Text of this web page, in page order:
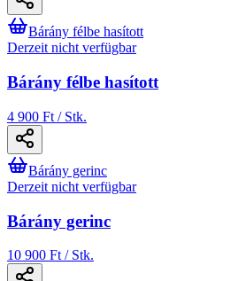
Bárány félbe hasított
Derzeit nicht verfügbar
Bárány félbe hasított
4 900 Ft / Stk.
Bárány gerinc
Derzeit nicht verfügbar
Bárány gerinc
10 900 Ft / Stk.